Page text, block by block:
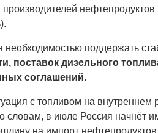
необходимостью поддержать
поставок дизельного
соглашений.
с топливом на
словам, в июле Россия начнёт
на импорт